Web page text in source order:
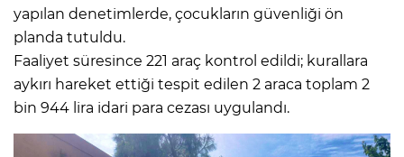
yapılan denetimlerde, çocukların güvenliği ön
planda tutuldu.
Faaliyet süresince 221 araç kontrol edildi; kurallara
aykırı hareket ettiği tespit edilen 2 araca toplam 2
bin 944 lira idari para cezası uygulandı.